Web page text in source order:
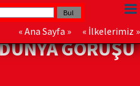
« Ana Sayfa » « İlkelerimiz »
GÖRÜŞÜ